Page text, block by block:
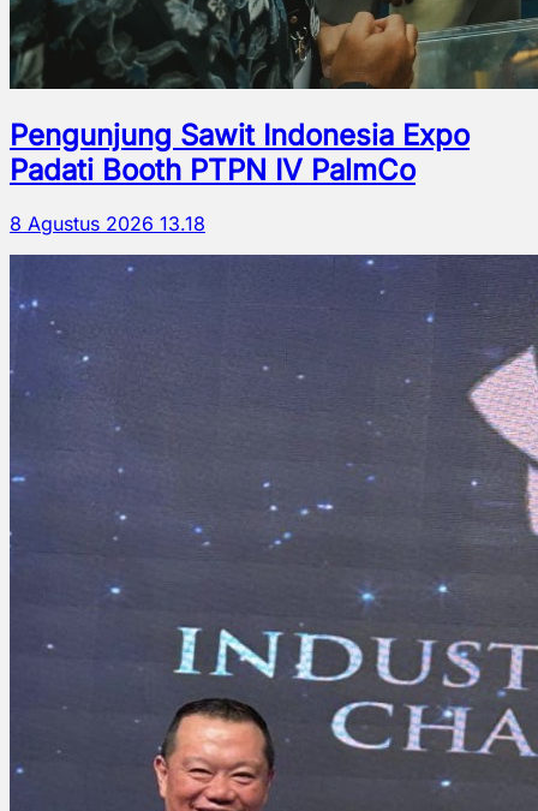
Pengunjung Sawit Indonesia Expo
Padati Booth PTPN IV PalmCo
8 Agustus 2026 13.18